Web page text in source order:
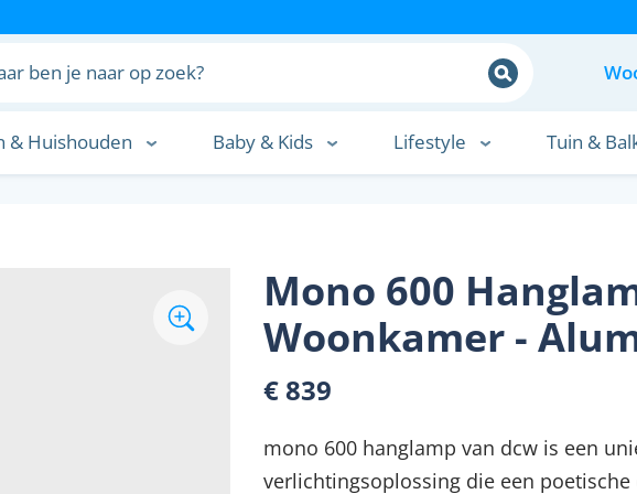
& Huishouden Baby & Kids Lifestyle Tuin &
Mono 600
Woonkamer -
€ 839
mono 600 hanglamp van dcw is een
verlichtingsoplossing die een